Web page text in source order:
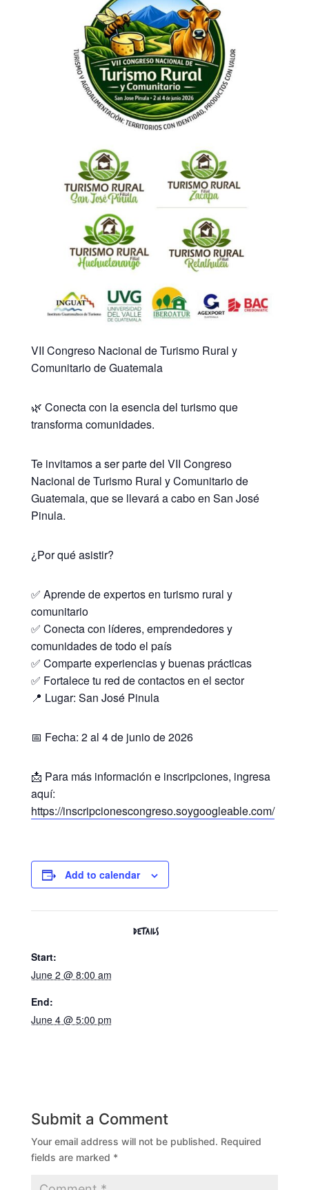
VII Congreso Nacional de Turismo Rural y
Comunitario de Guatemala
🌿 Conecta con la esencia del turismo que
transforma comunidades.
Te invitamos a ser parte del VII Congreso
Nacional de Turismo Rural y Comunitario de
Guatemala, que se llevará a cabo en San José
Pinula.
¿Por qué asistir?
✅ Aprende de expertos en turismo rural y
comunitario
✅ Conecta con líderes, emprendedores y
comunidades de todo el país
✅ Comparte experiencias y buenas prácticas
✅ Fortalece tu red de contactos en el sector
📍 Lugar: San José Pinula
📅 Fecha: 2 al 4 de junio de 2026
📩 Para más información e inscripciones, ingresa
aquí:
https://inscripcionescongreso.soygoogleable.com/
Add to calendar
DETAILS
Start:
June 2 @ 8:00 am
End:
June 4 @ 5:00 pm
Submit a Comment
Your email address will not be published. Required
fields are marked *